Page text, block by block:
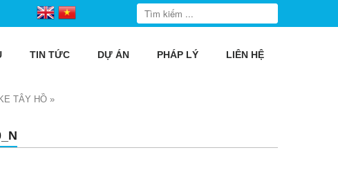
TIN TỨC DỰ ÁN PHÁP LÝ LIÊN HỆ
TÂY HỒ »